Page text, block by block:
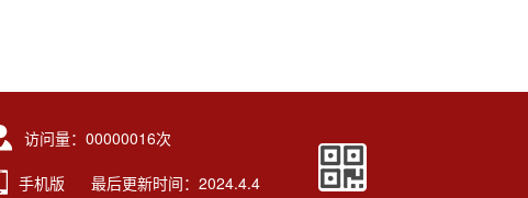
访问量： 00000016次
手机版 最后更新时间： 2024.4.4